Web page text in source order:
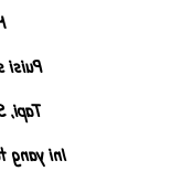
ilang
Awak"